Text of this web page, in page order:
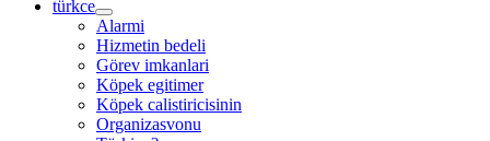
türkce
Alarmi
Hizmetin bedeli
Görev imkanlari
Köpek egitimer
Köpek calistiricisinin
Organizasvonu